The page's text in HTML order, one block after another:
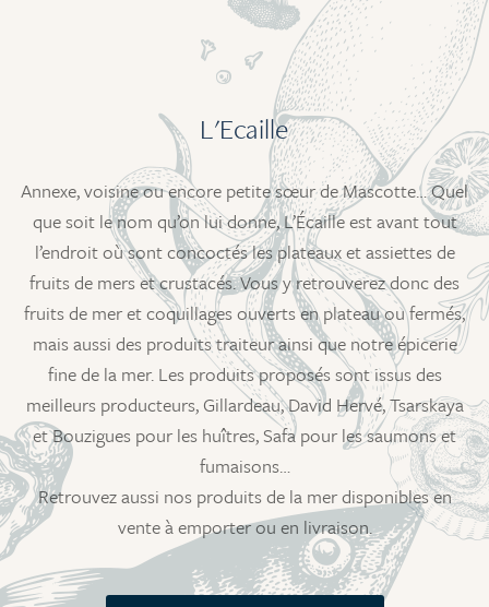
L'Ecaille
Annexe, voisine ou encore petite sœur de Mascotte… Quel
que soit le nom qu’on lui donne, L’Écaille est avant tout
l’endroit où sont concoctés les plateaux et assiettes de
fruits de mers et crustacés. Vous y retrouverez donc des
fruits de mer et coquillages ouverts en plateau ou fermés,
mais aussi des produits traiteur ainsi que notre épicerie
fine de la mer. Les produits proposés sont issus des
meilleurs producteurs, Gillardeau, David Hervé, Tsarskaya
et Bouzigues pour les huîtres, Safa pour les saumons et
fumaisons…
Retrouvez aussi nos produits de la mer disponibles en
vente à emporter ou en livraison.